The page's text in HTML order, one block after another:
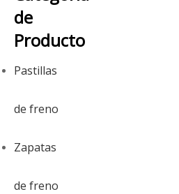
de
Producto
Pastillas
de freno
Zapatas
de freno